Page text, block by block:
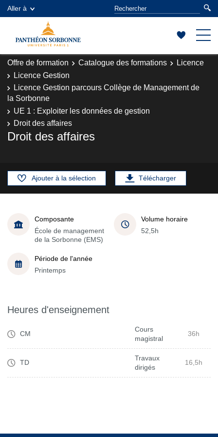
Aller à
Offre de formation Catalogue des formations
Licence
Licence Gestion
Licence Gestion parcours Collège de Management de
la Sorbonne
UE 1 : Exploiter les données de gestion
Droit des affaires
Droit des affaires
Ajouter à la sélection Télécharger
Composante
École de management
de la Sorbonne (EMS)
Volume horaire
52,5h
Période de l'année
Printemps
Heures d'enseignement
CM
Cours
magistral
36h
TD
Travaux
dirigés
16,5h